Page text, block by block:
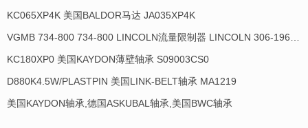
KC065XP4K 美国BALDOR马达 JA035XP4K
KC180XP0 美国KAYDON薄壁轴承 S09003CS0
D880K4.5W/PLASTPIN 美国LINK-BELT轴承 MA1219
美国KAYDON轴承,德国ASKUBAL轴承,美国BWC轴承